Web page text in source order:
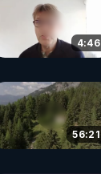
4:46
56:21